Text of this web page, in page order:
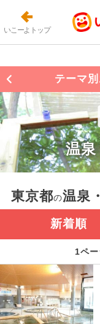
いこーよトップ
テーマ
温
東京都の温泉
新着順
1ペ